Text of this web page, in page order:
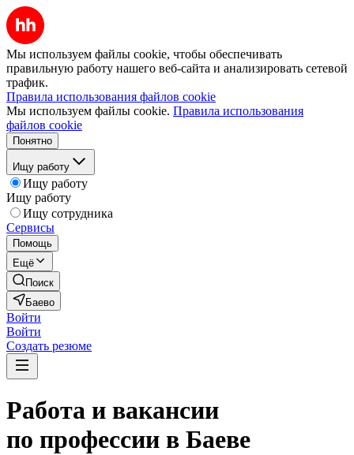
Мы используем файлы cookie, чтобы обеспечивать
правильную работу нашего веб-сайта и анализировать сетевой
трафик.
Правила использования файлов cookie
Мы используем файлы cookie. Правила использования
файлов cookie
Понятно
Ищу работу
Ищу работу
Ищу работу
Ищу сотрудника
Сервисы
Помощь
Ещё
Поиск
Баево
Войти
Войти
Создать резюме
Работа и вакансии
по профессии в Баеве